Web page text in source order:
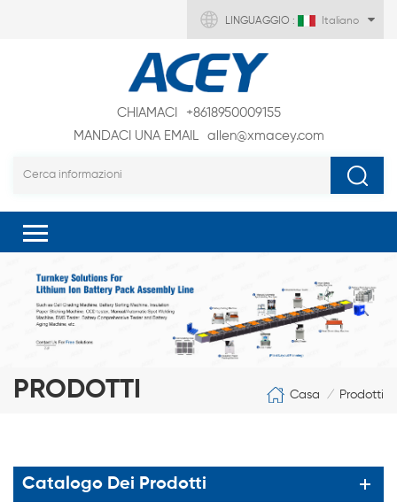
LINGUAGGIO : Italiano
CHIAMACI
+8618950009155
MANDACI UNA EMAIL
allen@xmacey.com
PRODOTTI Casa / Prodotti
Catalogo Dei Prodotti